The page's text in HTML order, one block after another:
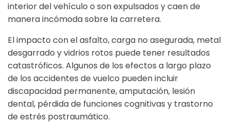
interior del vehículo o son expulsados y caen de
manera incómoda sobre la carretera.
El impacto con el asfalto, carga no asegurada, metal
desgarrado y vidrios rotos puede tener resultados
catastróficos. Algunos de los efectos a largo plazo
de los accidentes de vuelco pueden incluir
discapacidad permanente, amputación, lesión
dental, pérdida de funciones cognitivas y trastorno
de estrés postraumático.